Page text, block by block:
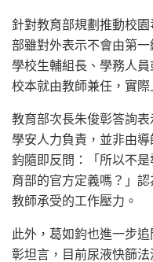
針對教育部規劃推動校
部雖對外表示不會由第
學校生輔組長、學務人
校本就由教師兼任，實際
教育部次長朱俊彰答詢
學安人力負責，並非由
鈞隨即反問：「所以不
育部的官方定義嗎？」
教師承受的工作壓力。
此外，葛如鈞也進一步
彰坦言，目前尿液快篩